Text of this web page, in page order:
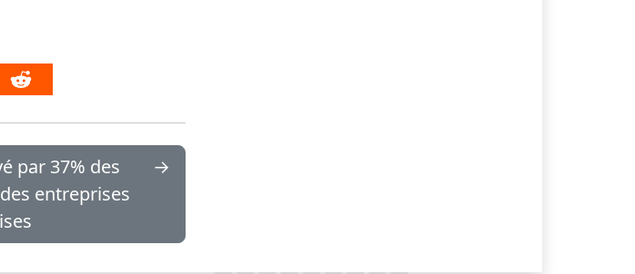
par 37% des
entreprises
→